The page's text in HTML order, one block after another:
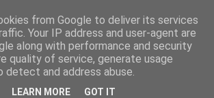
from Google to deliver its services
Your IP address and user-agent are
along with performance and security
quality of service, generate usage
and address abuse.
LEARN MORE GOT IT